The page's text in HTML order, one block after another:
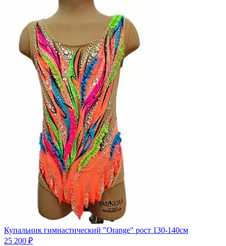
Купальник гимнастический "Orange" рост 130-140см
25 200 ₽